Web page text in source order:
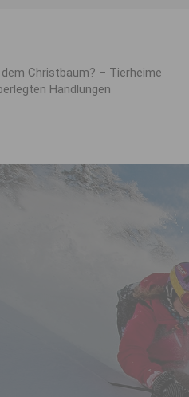
Christbaum? – Tierheime
Handlungen